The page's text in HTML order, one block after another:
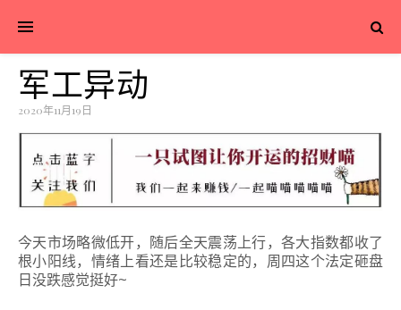
军工异动
2020年11月19日
今天市场略微低开，随后全天震荡上行，各大指数都收了
根小阳线，情绪上看还是比较稳定的， 周四这个法定砸盘
日没跌感觉挺好~